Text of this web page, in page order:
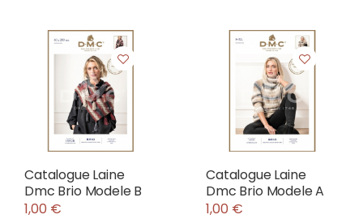
Catalogue Laine
Dmc Brio Modele B
1,00 €
Catalogue Laine
Dmc Brio Modele A
1,00 €